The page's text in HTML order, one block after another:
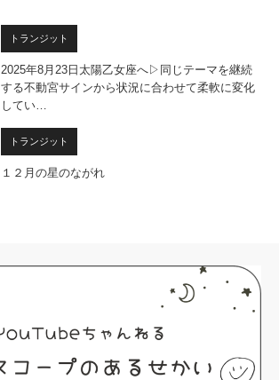
トランジット
2025年8月23日太陽乙女座へ▷同じテーマを継続
する不動宮サインから状況に合わせて柔軟に変化
してい…
トランジット
１２月の星のながれ